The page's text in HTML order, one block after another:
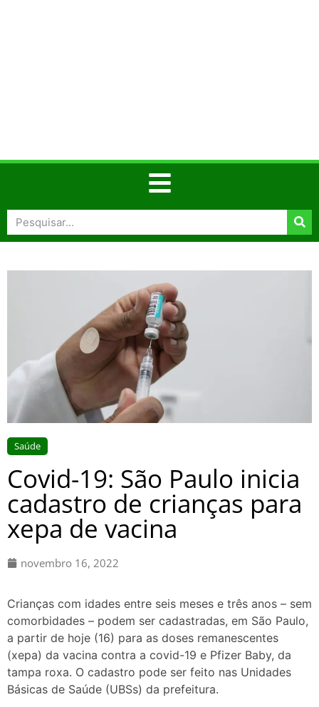
Saúde
Covid-19: São Paulo inicia
cadastro de crianças para
xepa de vacina
novembro 16, 2022
Crianças com idades entre seis meses e três anos – sem
comorbidades – podem ser cadastradas, em São Paulo,
a partir de hoje (16) para as doses remanescentes
(xepa) da vacina contra a covid-19 e Pfizer Baby, da
tampa roxa. O cadastro pode ser feito nas Unidades
Básicas de Saúde (UBSs) da prefeitura.